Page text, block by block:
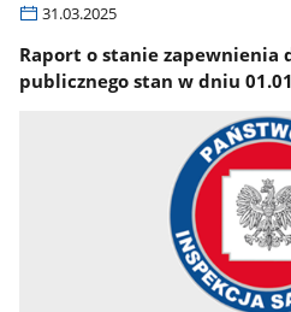
31.03.2025
Raport o stanie zapewnienia
publicznego stan w dniu